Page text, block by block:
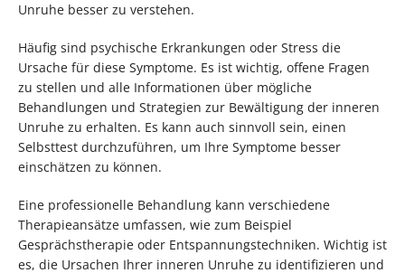
Unruhe besser zu verstehen.
Häufig sind psychische Erkrankungen oder Stress die
Ursache für diese Symptome. Es ist wichtig, offene Fragen
zu stellen und alle Informationen über mögliche
Behandlungen und Strategien zur Bewältigung der inneren
Unruhe zu erhalten. Es kann auch sinnvoll sein, einen
Selbsttest durchzuführen, um Ihre Symptome besser
einschätzen zu können.
Eine professionelle Behandlung kann verschiedene
Therapieansätze umfassen, wie zum Beispiel
Gesprächstherapie oder Entspannungstechniken. Wichtig ist
es, die Ursachen Ihrer inneren Unruhe zu identifizieren und